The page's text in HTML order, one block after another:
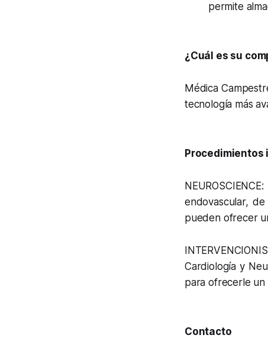
permite
¿Cuál es su
Médica
tecnología más
Procedimientos
endovascular,
pueden ofrecer
Cardiología y
para ofrecerle un
Contacto